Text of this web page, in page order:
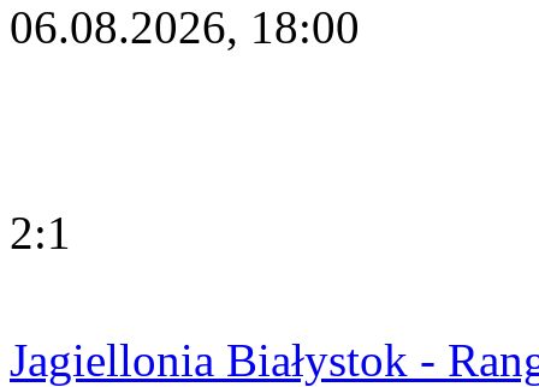
06.08.2026, 18:00
2:1
Jagiellonia Białystok -